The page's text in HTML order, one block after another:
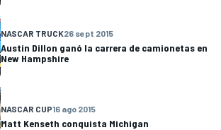
NASCAR TRUCK26 sept 2015
Austin Dillon ganó la carrera de camionetas en
New Hampshire
NASCAR CUP16 ago 2015
Matt Kenseth conquista Michigan